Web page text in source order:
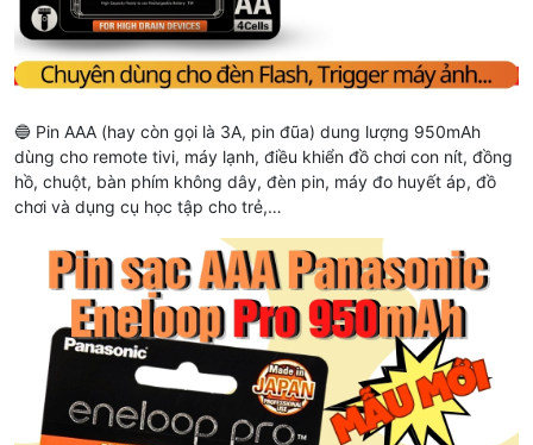
🔵 Pin AAA (hay còn gọi là 3A, pin đũa) dung lượng 950mAh
dùng cho remote tivi, máy lạnh, điều khiển đồ chơi con nít, đồng
hồ, chuột, bàn phím không dây, đèn pin, máy đo huyết áp, đồ
chơi và dụng cụ học tập cho trẻ,…